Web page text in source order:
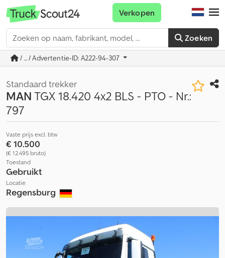
Zoeken
Verkopen
/ ... / Advertentie-ID: A222-94-307
Standaard trekker
MANTGX 18.420 4x2 BLS - PTO - Nr.:
797
Vaste prijs excl. btw
€ 10.500
(€ 12.495 bruto)
Toestand
Gebruikt
Locatie
Regensburg